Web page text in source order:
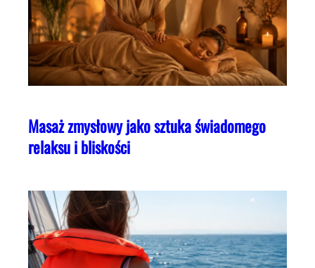
Masaż zmysłowy jako sztuka świadomego
relaksu i bliskości